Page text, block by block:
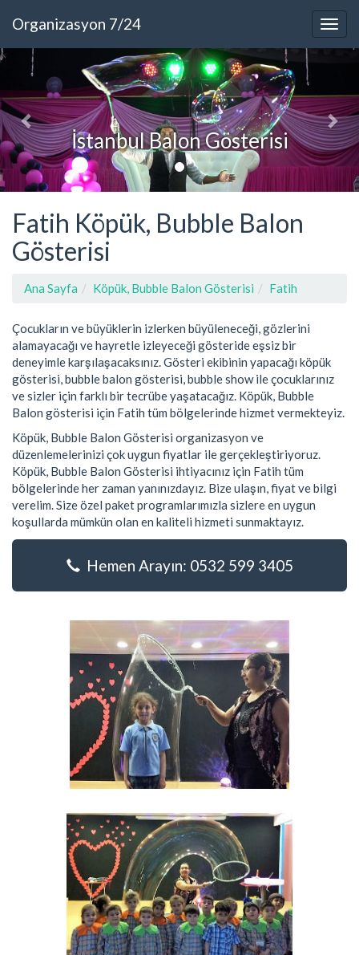
Organizasyon 7/24
İstanbul Balon Gösterisi
Fatih Köpük, Bubble Balon
Gösterisi
Ana Sayfa Köpük, Bubble Balon Gösterisi Fatih
Çocukların ve büyüklerin izlerken büyüleneceği, gözlerini
alamayacağı ve hayretle izleyeceği gösteride eşsiz bir
deneyimle karşılaşacaksınız. Gösteri ekibinin yapacağı köpük
gösterisi, bubble balon gösterisi, bubble show ile çocuklarınız
ve sizler için farklı bir tecrübe yaşatacağız. Köpük, Bubble
Balon gösterisi için Fatih tüm bölgelerinde hizmet vermekteyiz.
Köpük, Bubble Balon Gösterisi organizasyon ve
düzenlemelerinizi çok uygun fiyatlar ile gerçekleştiriyoruz.
Köpük, Bubble Balon Gösterisi ihtiyacınız için Fatih tüm
bölgelerinde her zaman yanınızdayız. Bize ulaşın, fiyat ve bilgi
verelim. Size özel paket programlarımızla sizlere en uygun
koşullarda mümkün olan en kaliteli hizmeti sunmaktayız.
Hemen Arayın: 0532 599 3405